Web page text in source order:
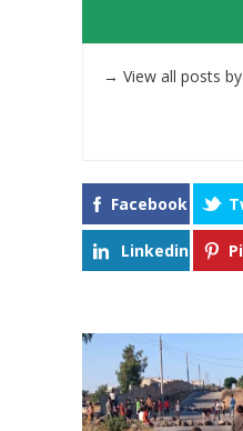
View all posts
→
Facebook
Linkedin